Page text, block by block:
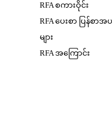
RFA စကားဝိုင်း
RFA ပေးစာ ပြန်စ
များ
RFA အကြောင်း